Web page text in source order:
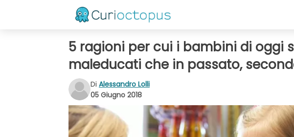
5 ragioni per cui i bambini di oggi
maleducati che in passato,
Di Alessandro Lolli
05 Giugno 2018